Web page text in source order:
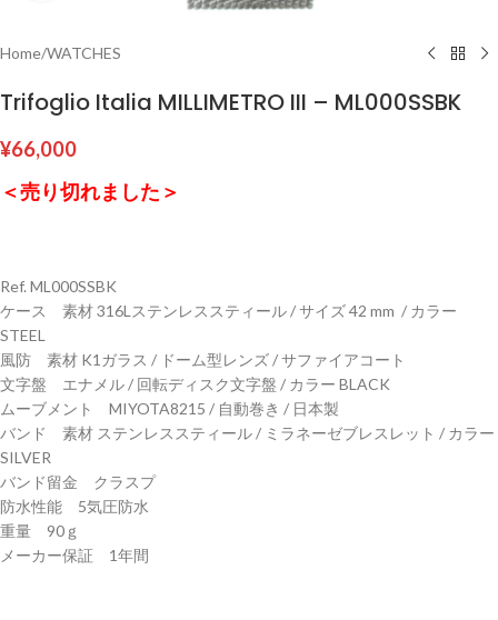
Home/WATCHES
Trifoglio Italia MILLIMETRO III – ML000SSBK
¥66,000
＜売り切れました＞
Ref. ML000SSBK
ケース 素材 316Lステンレススティール / サイズ 42 mm / カラー
STEEL
風防 素材 K1ガラス / ドーム型レンズ / サファイアコート
文字盤 エナメル / 回転ディスク文字盤 / カラー BLACK
ムーブメント MIYOTA8215 / 自動巻き / 日本製
バンド 素材 ステンレススティール / ミラネーゼブレスレット / カラー
SILVER
バンド留金 クラスプ
防水性能 5気圧防水
重量 90ｇ
メーカー保証 1年間